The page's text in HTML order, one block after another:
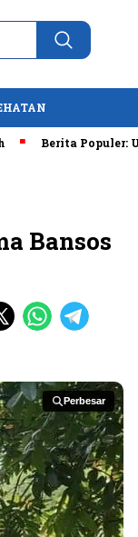
Populer: Uji Coba
Bansos
Perbesar
Perbesar